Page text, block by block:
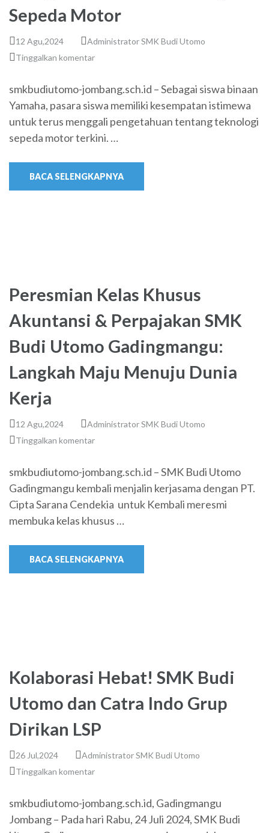
Sepeda Motor
12 Agu,2024
Administrator SMK Budi Utomo
Tinggalkan komentar
smkbudiutomo-jombang.sch.id – Sebagai siswa binaan
Yamaha, pasara siswa memiliki kesempatan istimewa
untuk terus menggali pengetahuan tentang teknologi
sepeda motor terkini. …
BACA SELENGKAPNYA
Peresmian Kelas Khusus
Akuntansi & Perpajakan SMK
Budi Utomo Gadingmangu:
Langkah Maju Menuju Dunia
Kerja
12 Agu,2024
Administrator SMK Budi Utomo
Tinggalkan komentar
smkbudiutomo-jombang.sch.id – SMK Budi Utomo
Gadingmangu kembali menjalin kerjasama dengan PT.
Cipta Sarana Cendekia untuk Kembali meresmi
membuka kelas khusus …
BACA SELENGKAPNYA
Kolaborasi Hebat! SMK Budi
Utomo dan Catra Indo Grup
Dirikan LSP
26 Jul,2024
Administrator SMK Budi Utomo
Tinggalkan komentar
smkbudiutomo-jombang.sch.id, Gadingmangu
Jombang – Pada hari Rabu, 24 Juli 2024, SMK Budi